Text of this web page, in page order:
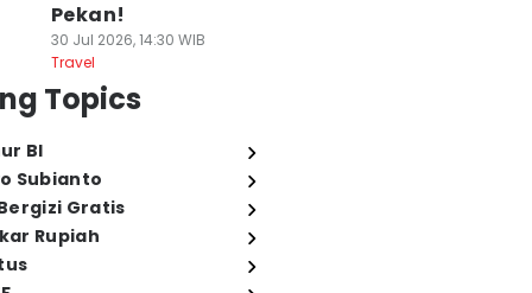
Pekan!
30 Jul 2026, 14:30 WIB
Travel
Topics
BI
Subianto
Gratis
Rupiah